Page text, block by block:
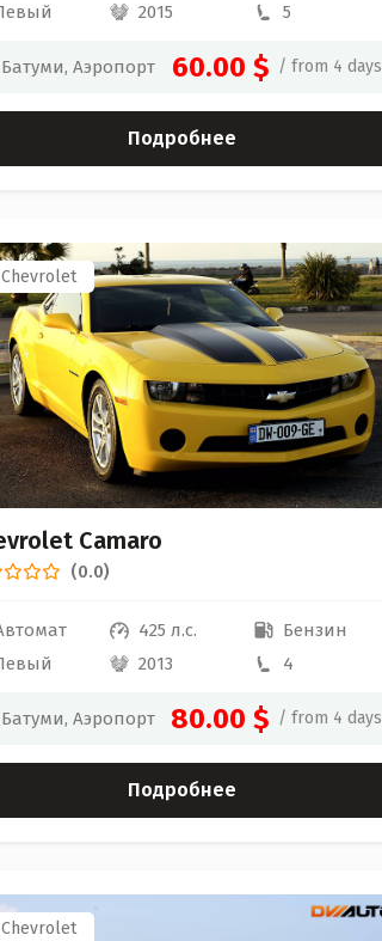
2015 5
Батуми, Аэропорт 60.00 $ / from 4 days
Подробнее
Chevrolet
Camaro
(0.0)
425 л.с.
Бензин
2013 4
Батуми, Аэропорт 80.00 $ / from 4 days
Подробнее
Chevrolet